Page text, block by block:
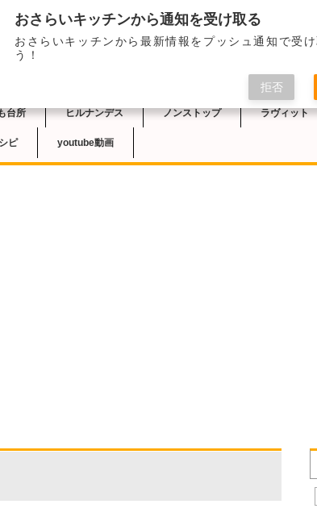
2024/5/14のNHK
り「みそギョーザ
１と野菜たっぷり
台所 ヒルナンデス ノンストップ ラヴィット
ピ youtube動画
おさらいキッチンから通知を受け取る
おさらいキッチンから最新情報をプッシュ通知で受
う！
拒否